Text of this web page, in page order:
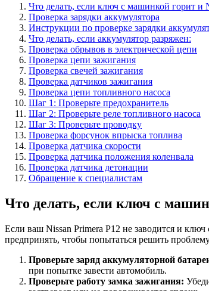
Что делать, если ключ с машинкой горит и
Проверка зарядки аккумулятора
Инструкции по проверке зарядки
Что делать, если аккумулятор разряжен:
Проверка обрывов в электрической цепи
Проверка цепи зажигания
Проверка свечей зажигания
Проверка датчиков зажигания
Проверка цепи топливного насоса
Шаг 1: Проверьте предохранитель
Шаг 2: Проверьте реле топливного насоса
Шаг 3: Проверьте проводку
Проверка форсунок впрыска топлива
Проверка датчика скорости
Проверка датчика положения коленвала
Проверка датчика детонации
Обращение к специалистам
Что делать, если ключ с
Если ваш Nissan Primera P12 не заводится и
предпринять, чтобы попытаться решить
Проверьте заряд аккумуляторной
при попытке завести автомобиль.
Проверьте работу замка зажигания: